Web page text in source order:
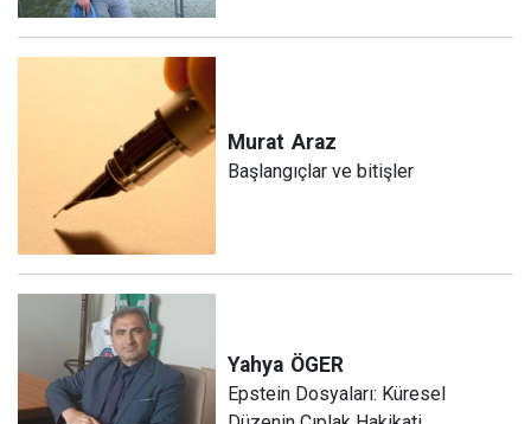
Murat Araz
Başlangıçlar ve bitişler
Yahya ÖGER
Epstein Dosyaları: Küresel